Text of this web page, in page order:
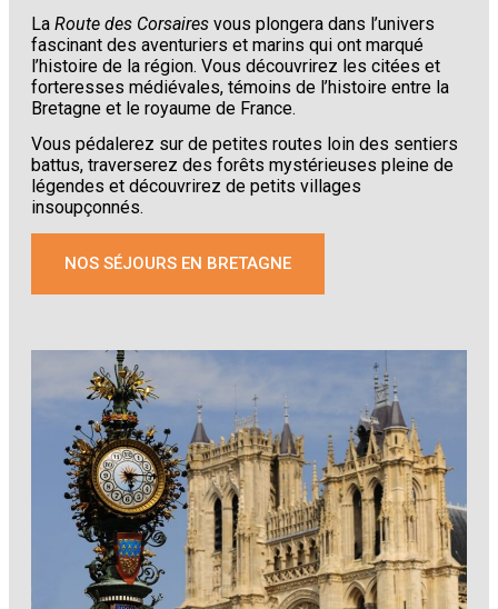
La Route des Corsaires vous plongera dans l’univers
fascinant des aventuriers et marins qui ont marqué
l’histoire de la région. Vous découvrirez les citées et
forteresses médiévales, témoins de l’histoire entre la
Bretagne et le royaume de France.
Vous pédalerez sur de petites routes loin des sentiers
battus, traverserez des forêts mystérieuses pleine de
légendes et découvrirez de petits villages
insoupçonnés.
NOS SÉJOURS EN BRETAGNE